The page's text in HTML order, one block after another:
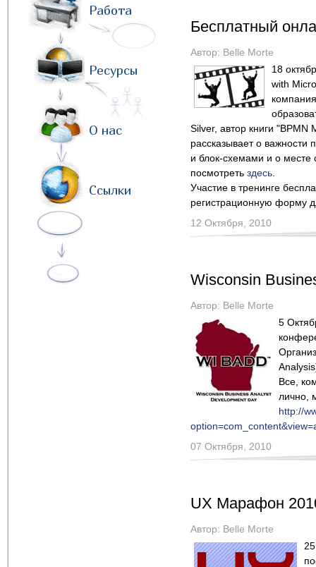
Работа
Ресурсы
О нас
Ссылки
Бесплатный
Автор: Belle Morte
18
with
Silver, автор книги
рассказывает о
и блок-схемами и о месте
посмотреть здесь
Участие в тренинге
регистрационную форму
12 Октября, 2010
Wisconsin
Автор: Belle Morte
5
Все,
лично,
http://
07 Октября, 2010
UX Марафон
Автор: Belle Morte